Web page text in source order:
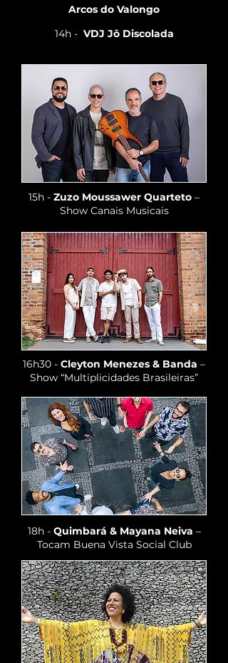
Arcos do Valongo
14h - VDJ Jô Discolada
15h - Zuzo Moussawer Quarteto –
Show Canais Musicais
16h30 - Cleyton Menezes & Banda –
Show “Multiplicidades Brasileiras”
18h - Quimbará & Mayana Neiva –
Tocam Buena Vista Social Club